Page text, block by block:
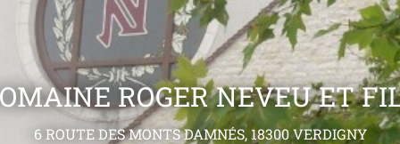
ROGER NEVEU ET
6 ROUTE DES MONTS DAMNÉS, 18300 VERDIGNY